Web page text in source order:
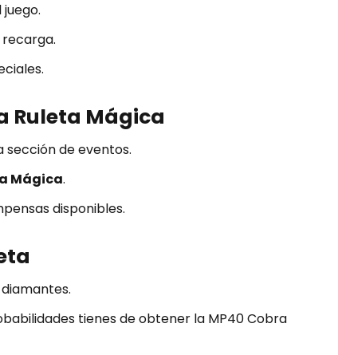
Ruleta Mágica
sección de eventos.
Mágica.
disponibles.
tienes de obtener la MP40 Cobra